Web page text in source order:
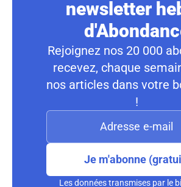
newsletter
Rejoignez nos 20 000
recevez, chaque
nos articles dans votre
!
Je m'abonne
Les données transmises par le